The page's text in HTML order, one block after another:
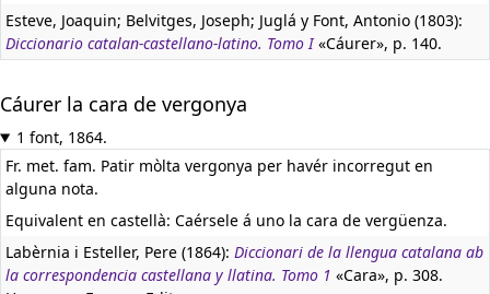
Esteve, Joaquin; Belvitges, Joseph; Juglá y Font, Antonio (1803):
Diccionario catalan-castellano-latino. Tomo I«Cáurer», p. 140.
Cáurer la cara de vergonya
1 font, 1864.
Fr. met. fam. Patir mòlta vergonya per havér incorregut en
alguna nota.
Equivalent en castellà: Caérsele á uno la cara de vergüenza.
Labèrnia i Esteller, Pere (1864): Diccionari de la llengua catalana ab
la correspondencia castellana y llatina. Tomo 1 «Cara», p. 308.